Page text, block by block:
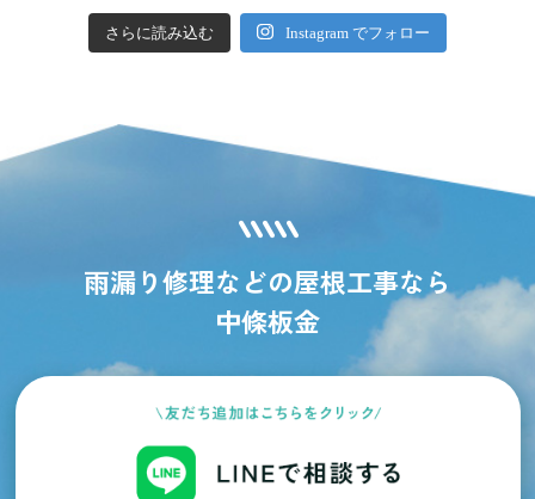
さらに読み込む Instagram でフォロー
雨漏り修理などの屋根工事なら
中條板金